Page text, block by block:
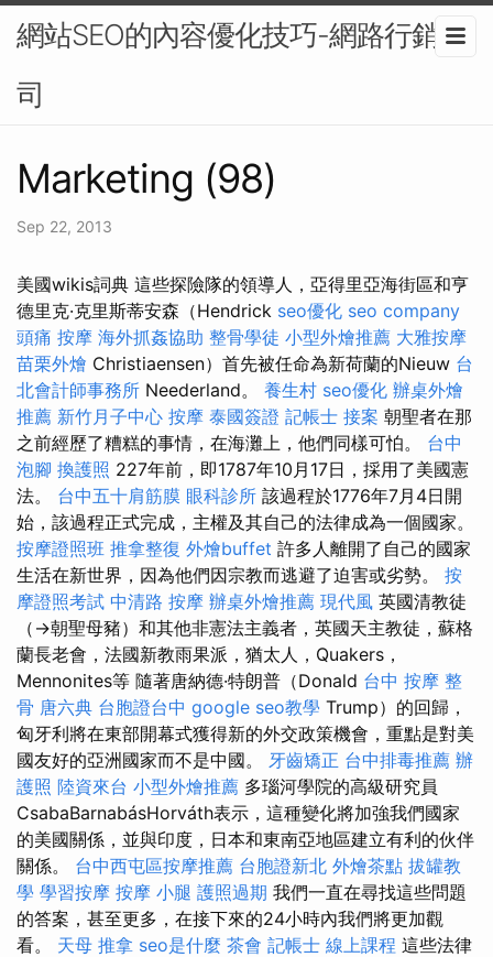
網站SEO的內容優化技巧-網路行銷公
司
Marketing (98)
Sep 22, 2013
美國wikis詞典 這些探險隊的領導人，亞得里亞海街區和亨
德里克·克里斯蒂安森（Hendrick seo優化 seo company
頭痛 按摩 海外抓姦協助 整骨學徒 小型外燴推薦 大雅按摩
苗栗外燴 Christiaensen）首先被任命為新荷蘭的Nieuw 台
北會計師事務所 Neederland。 養生村 seo優化 辦桌外燴
推薦 新竹月子中心 按摩 泰國簽證 記帳士 接案 朝聖者在那
之前經歷了糟糕的事情，在海灘上，他們同樣可怕。 台中
泡腳 換護照 227年前，即1787年10月17日，採用了美國憲
法。 台中五十肩筋膜 眼科診所 該過程於1776年7月4日開
始，該過程正式完成，主權及其自己的法律成為一個國家。
按摩證照班 推拿整復 外燴buffet 許多人離開了自己的國家
生活在新世界，因為他們因宗教而逃避了迫害或劣勢。 按
摩證照考試 中清路 按摩 辦桌外燴推薦 現代風 英國清教徒
（→朝聖母豬）和其他非憲法主義者，英國天主教徒，蘇格
蘭長老會，法國新教雨果派，猶太人，Quakers，
Mennonites等 隨著唐納德·特朗普（Donald 台中 按摩 整
骨 唐六典 台胞證台中 google seo教學 Trump）的回歸，
匈牙利將在東部開幕式獲得新的外交政策機會，重點是對美
國友好的亞洲國家而不是中國。 牙齒矯正 台中排毒推薦 辦
護照 陸資來台 小型外燴推薦 多瑙河學院的高級研究員
CsabaBarnabásHorváth表示，這種變化將加強我們國家
的美國關係，並與印度，日本和東南亞地區建立有利的伙伴
關係。 台中西屯區按摩推薦 台胞證新北 外燴茶點 拔罐教
學 學習按摩 按摩 小腿 護照過期 我們一直在尋找這些問題
的答案，甚至更多，在接下來的24小時內我們將更加觀
看。 天母 推拿 seo是什麼 茶會 記帳士 線上課程 這些法律